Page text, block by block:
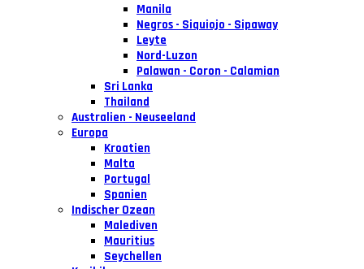
Manila
Negros - Siquiojo - Sipaway
Leyte
Nord-Luzon
Palawan - Coron - Calamian
Sri Lanka
Thailand
Australien - Neuseeland
Europa
Kroatien
Malta
Portugal
Spanien
Indischer Ozean
Malediven
Mauritius
Seychellen